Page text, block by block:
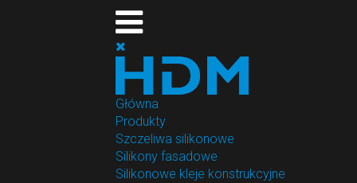
Główna
Produkty
Szczeliwa silikonowe
Silikony fasadowe
Silikonowe kleje konstrukcyjne